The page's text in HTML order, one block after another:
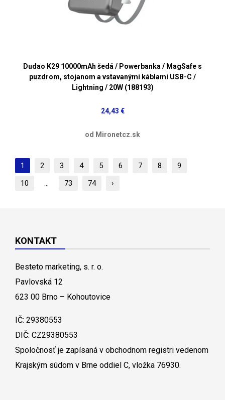
Dudao K29 10000mAh šedá / Powerbanka / MagSafe s
puzdrom, stojanom a vstavanými káblami USB-C /
Lightning / 20W (188193)
24,43 €
od Mironetcz.sk
1 2 3 4 5 6 7 8
9
10
... 73 74 ›
KONTAKT
Besteto marketing, s. r. o.
Pavlovská 12
623 00 Brno – Kohoutovice
IČ: 29380553
DIČ: CZ29380553
Spoločnosť je zapísaná v obchodnom registri vedenom
Krajským súdom v Brne oddiel C, vložka 76930.